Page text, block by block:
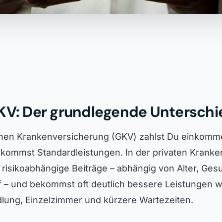
Der grundlegende
Krankenversicherung (GKV) zahlst Du
Standardleistungen. In der privaten
Beiträge – abhängig von Alter,
– und bekommst oft deutlich bessere Leistungen
Einzelzimmer und kürzere Wartezeiten.